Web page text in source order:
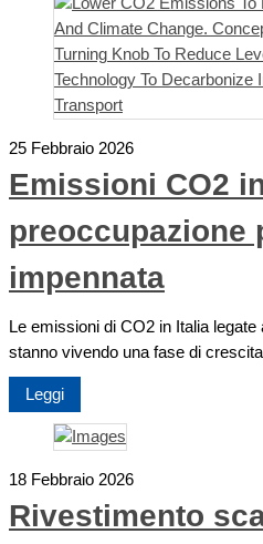
25 Febbraio 2026
Emissioni CO2
preoccupazione
impennata
Le emissioni di CO2 in Italia
stanno vivendo una fase di
Leggi
18 Febbraio 2026
Rivestimento